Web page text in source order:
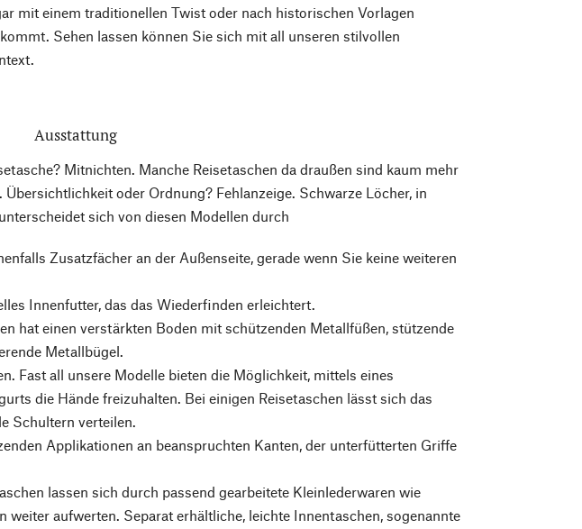
mit einem traditionellen Twist oder nach historischen Vorlagen
Sehen lassen können Sie sich mit all unseren stilvollen
Ausstattung
Mitnichten. Manche Reisetaschen da draußen sind kaum mehr
oder Ordnung? Fehlanzeige. Schwarze Löcher, in
sich von diesen Modellen durch
Zusatzfächer an der Außenseite, gerade wenn Sie keine weiteren
Innenfutter, das das Wiederfinden erleichtert.
hat einen verstärkten Boden mit schützenden Metallfüßen, stützende
Metallbügel.
Fast all unsere Modelle bieten die Möglichkeit, mittels eines
die Hände freizuhalten. Bei einigen Reisetaschen lässt sich das
Schultern verteilen.
Applikationen an beanspruchten Kanten, der unterfütterten Griffe
lassen sich durch passend gearbeitete Kleinlederwaren wie
aufwerten. Separat erhältliche, leichte Innentaschen, sogenannte